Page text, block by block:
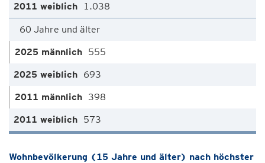
1.038
60 Jahre und älter
555
693
398
573
Wohnbevölkerung (15 Jahre und älter) nach höchster